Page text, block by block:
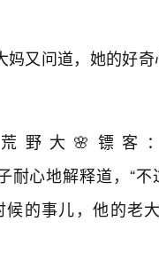
妈又问道，她的好
野大🌸镖客
耐心地解释道，“
的事儿，他的老